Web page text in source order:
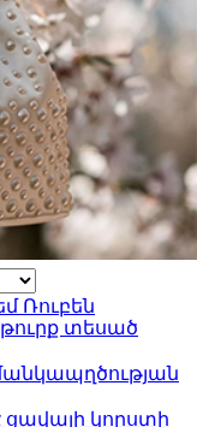
Ռուբեն
թուրք տեսած
ցավալի կորստի